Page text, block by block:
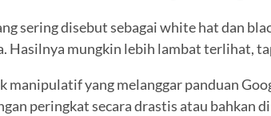
sering disebut sebagai white hat dan
Hasilnya mungkin lebih lambat terlihat,
manipulatif yang melanggar panduan
peringkat secara drastis atau bahkan